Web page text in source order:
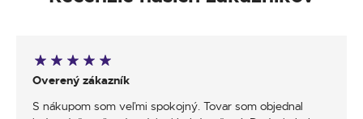
Overený zákazník
S nákupom som veľmi spokojný. Tovar som objednal